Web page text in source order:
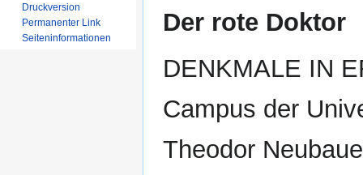
Der rote Doktor
DENKMALE IN
Campus der
Theodor
Druckversion
Permanenter Link
Seiten­informationen